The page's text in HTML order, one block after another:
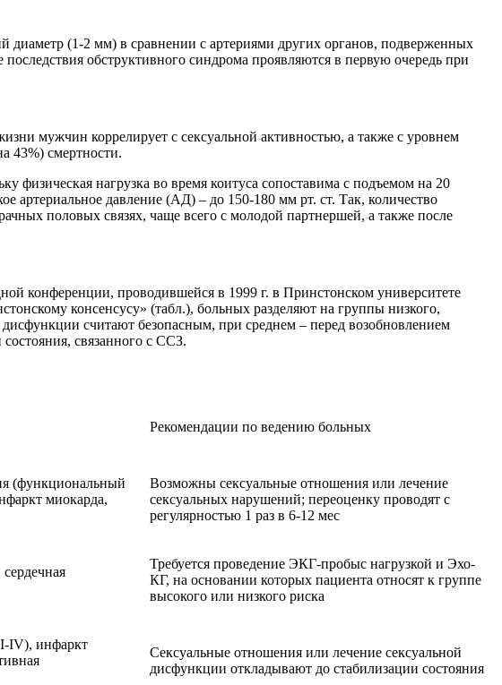
диаметр (1-2 мм) в сравнении с артериями других органов, подверженных
обструктивного синдрома проявляются в первую очередь при
мужчин коррелирует с сексуальной активностью, а также с уровнем
43%) смертности.
физическая нагрузка во время коитуса сопоставима с подъемом на 20
артериальное давление (АД) – до 150-180 мм рт. ст. Так, количество
половых связях, чаще всего с молодой партнершей, а также после
конференции, проводившейся в 1999 г. в Принстонском университете
консенсусу» (табл.), больных разделяют на группы низкого,
считают безопасным, при среднем – перед возобновлением
связанного с ССЗ.
Рекомендации по ведению больных
(функциональный
миокарда,
Возможны сексуальные отношения или лечение
сексуальных нарушений; переоценку проводят с
регулярностью 1 раз в 6-12 мес
Требуется проведение ЭКГ-пробыс нагрузкой и Эхо-
КГ, на основании которых пациента относят к группе
высокого или низкого риска
IV), инфаркт
Сексуальные отношения или лечение сексуальной
дисфункции откладывают до стабилизации состояния